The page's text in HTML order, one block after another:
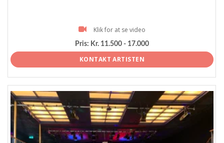
Klik for at se video
Pris: Kr. 11.500 - 17.000
KONTAKT ARTISTEN